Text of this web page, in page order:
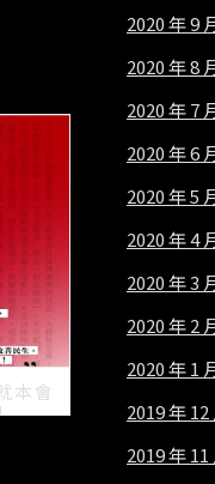
本會
2020 年 9
2020 年 8
2020 年 7
2020 年 6
2020 年 5
2020 年 4
2020 年 3
2020 年 2
2020 年 1
2019 年 12
2019 年 11